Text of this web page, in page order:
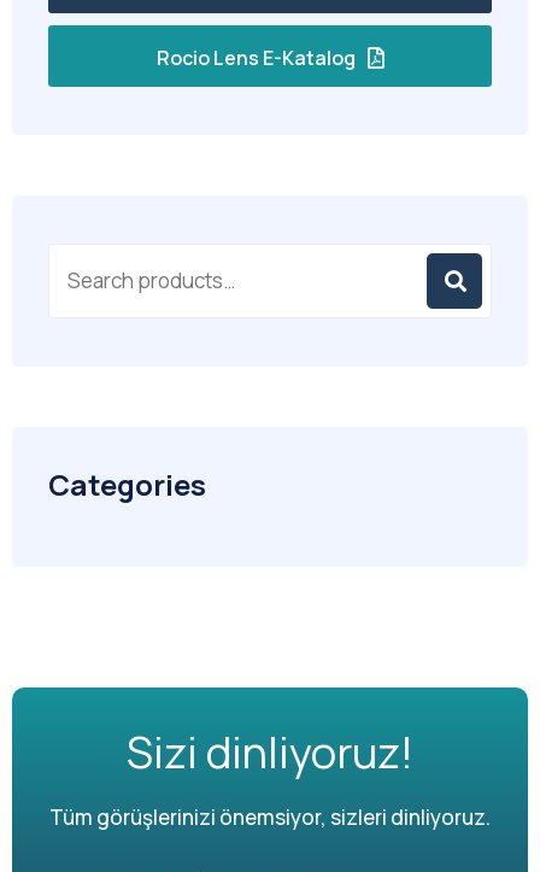
Rocio Lens E-Katalog
Categories
Sizi dinliyoruz!
Tüm görüşlerinizi önemsiyor, sizleri dinliyoruz.